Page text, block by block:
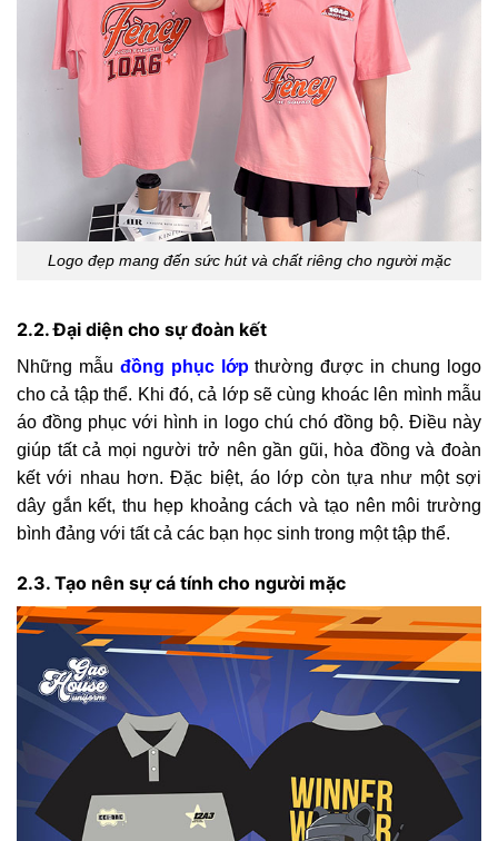
Logo đẹp mang đến sức hút và chất riêng cho người mặc
2.2. Đại diện cho sự đoàn kết
Những mẫu đồng phục lớpthường được in chung logo
cho cả tập thể. Khi đó, cả lớp sẽ cùng khoác lên mình mẫu
áo đồng phục với hình in logo chú chó đồng bộ. Điều này
giúp tất cả mọi người trở nên gần gũi, hòa đồng và đoàn
kết với nhau hơn. Đặc biệt, áo lớp còn tựa như một sợi
dây gắn kết, thu hẹp khoảng cách và tạo nên môi trường
bình đảng với tất cả các bạn học sinh trong một tập thể.
2.3. Tạo nên sự cá tính cho người mặc